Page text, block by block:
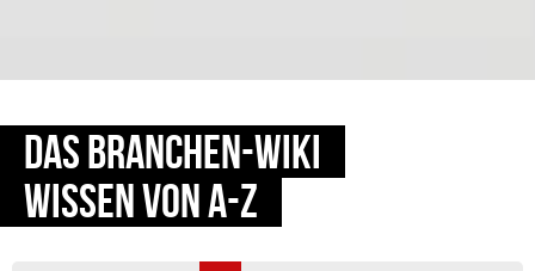
DAS BRANCHEN-WIKI
WISSEN VON A-Z